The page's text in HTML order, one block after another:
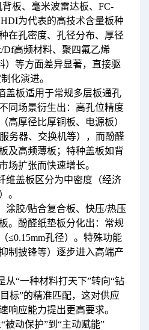
背板、毫米波雷达板、FC-
为代表的高技术含量板种
在孔密度、孔径分布、厚径
Df高频材料、聚四氟乙烯
）等方面差异显著，直接驱
化演进。
盖板适用于常规多层板通孔
同场景衍生出：高孔位精度
高厚径比厚铜板、电源板）
务器、交换机等），而酚醛
及高频薄板；特种盖板如背
场扩张而快速增长。
维盖板区分为中密度（经济
。
涂胶/贴合复合板、快压/热压
。酚醛纸垫板分化出：常规
≤0.15mm孔径）。特殊功能
制披锋等）逐步进入高端产
从“一种材料打天下”转向“钻
标”的精准匹配，这对供应
响应能力提出更高要求。
被动保护”到“主动赋能”